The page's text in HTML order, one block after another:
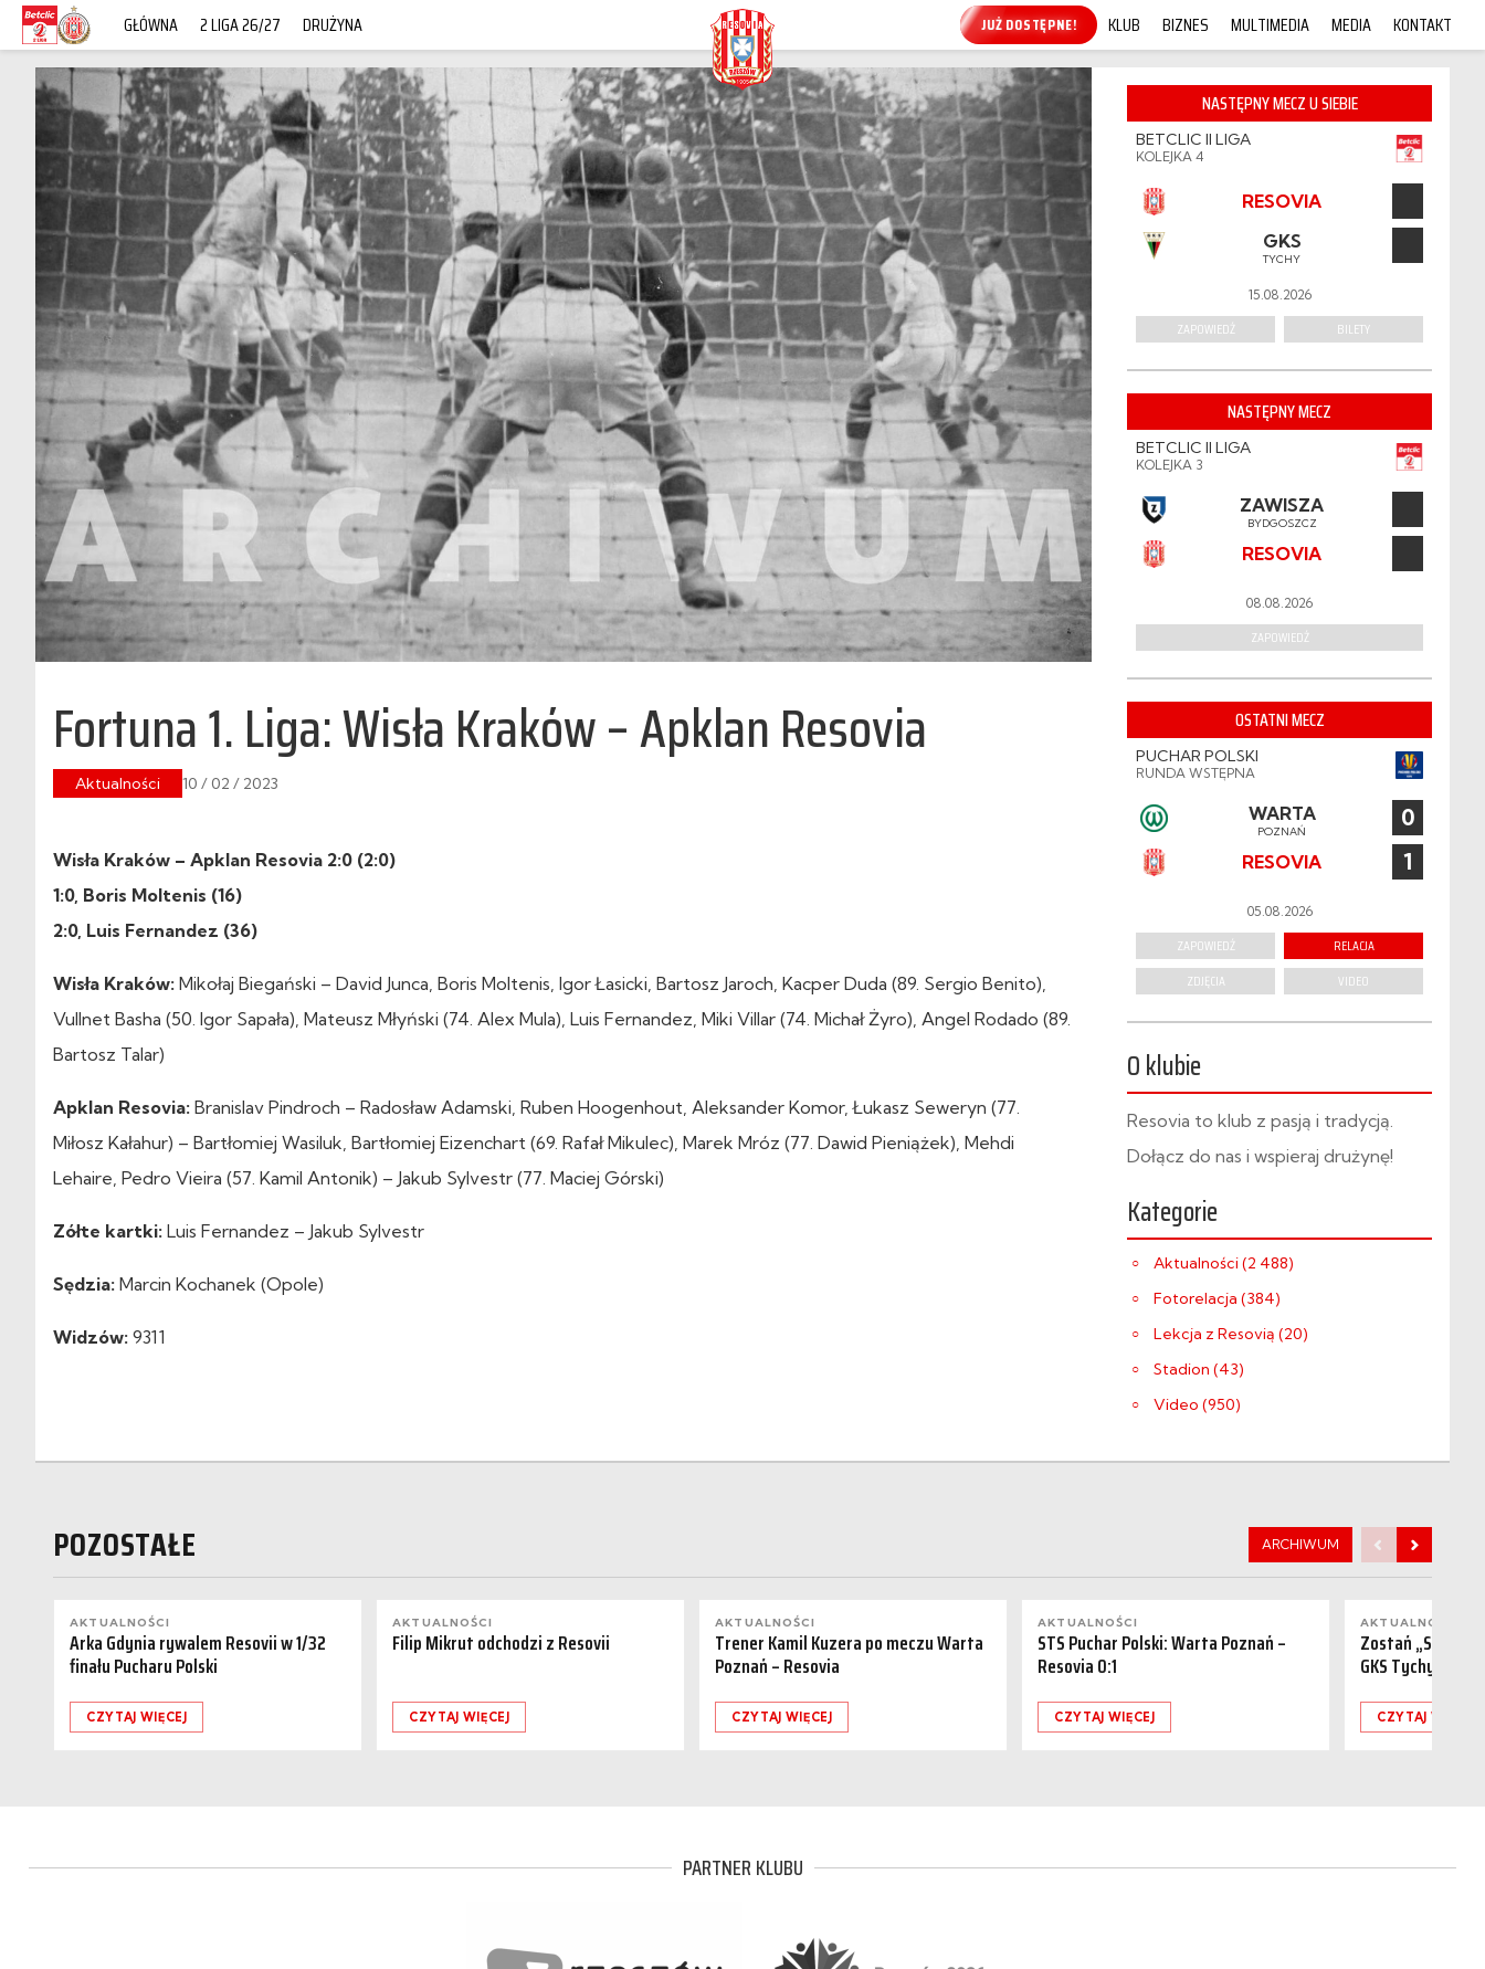
GŁÓWNA 2 LIGA 26/27 DRUŻYNA KUP ONLINE! KLUB BIZNES MULTIMEDIA MEDIA KONTAKT
Fortuna 1. Liga: Wisła Kraków – Apklan Resovia
Aktualności 10 / 02 / 2023
Wisła Kraków – Apklan Resovia 2:0 (2:0)
1:0, Boris Moltenis (16)
2:0, Luis Fernandez (36)
Wisła Kraków: Mikołaj Biegański – David Junca, Boris Moltenis, Igor Łasicki, Bartosz Jaroch, Kacper Duda (89. Sergio Benito),
Vullnet Basha (50. Igor Sapała), Mateusz Młyński (74. Alex Mula), Luis Fernandez, Miki Villar (74. Michał Żyro), Angel Rodado (89.
Bartosz Talar)
Apklan Resovia: Branislav Pindroch – Radosław Adamski, Ruben Hoogenhout, Aleksander Komor, Łukasz Seweryn (77.
Miłosz Kałahur) – Bartłomiej Wasiluk, Bartłomiej Eizenchart (69. Rafał Mikulec), Marek Mróz (77. Dawid Pieniążek), Mehdi
Lehaire, Pedro Vieira (57. Kamil Antonik) – Jakub Sylvestr (77. Maciej Górski)
Zółte kartki: Luis Fernandez – Jakub Sylvestr
Sędzia: Marcin Kochanek (Opole)
Widzów: 9311
NASTĘPNY MECZ U SIEBIE
BETCLIC II LIGA
KOLEJKA 4
RESOVIA
GKS
TYCHY
15.08.2026
ZAPOWIEDŹ BILETY
NASTĘPNY MECZ
BETCLIC II LIGA
KOLEJKA 3
ZAWISZA
BYDGOSZCZ
RESOVIA
08.08.2026
ZAPOWIEDŹ
OSTATNI MECZ
PUCHAR POLSKI
RUNDA WSTĘPNA
WARTA
POZNAŃ 0
RESOVIA 1
05.08.2026
ZAPOWIEDŹ
RELACJA
ZDJĘCIA
VIDEO
O klubie
Resovia to klub z pasją i tradycją.
Dołącz do nas i wspieraj drużynę!
Kategorie
Aktualności (2 488)
Fotorelacja (384)
Lekcja z Resovią (20)
Stadion (43)
Video (950)
POZOSTAŁE ARCHIWUM
AKTUALNOŚCI
Arka Gdynia rywalem Resovii w 1/32
finału Pucharu Polski
CZYTAJ WIĘCEJ
AKTUALNOŚCI
Filip Mikrut odchodzi z Resovii
CZYTAJ WIĘCEJ
AKTUALNOŚCI
Trener Kamil Kuzera po meczu Warta
Poznań – Resovia
CZYTAJ WIĘCEJ
AKTUALNOŚCI
STS Puchar Polski: Warta Poznań –
Resovia 0:1
CZYTAJ WIĘCEJ
AKTUALNOŚCI
Zostań
GKS Tychy
CZYTAJ WIĘCEJ
PARTNER KLUBU